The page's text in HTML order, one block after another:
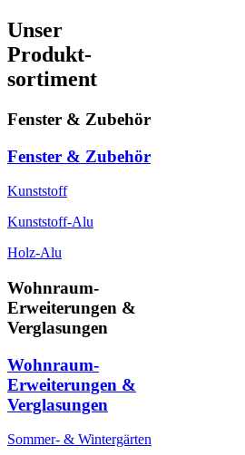
Unser
Produkt-
sortiment
Fenster & Zubehör
Fenster & Zubehör
Kunststoff
Kunststoff-Alu
Holz-Alu
Wohnraum-
Erweiterungen &
Verglasungen
Wohnraum-
Erweiterungen &
Verglasungen
Sommer- & Wintergärten